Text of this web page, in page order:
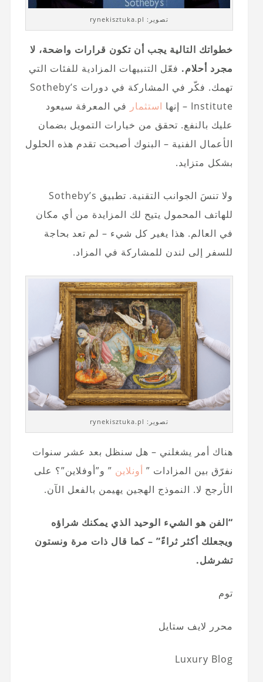
تصوير: rynekisztuka.pl
خطواتك التالية يجب أن تكون قرارات واضحة، لا
مجرد أحلام. فعّل التنبيهات المزادية للفئات التي
تهمك. فكّر في المشاركة في دورات Sotheby’s
Institute – إنها
استثمار في المعرفة سيعود
عليك بالنفع. تحقق من خيارات التمويل بضمان
الأعمال الفنية – البنوك أصبحت تقدم هذه الحلول
بشكل متزايد.
ولا تنسَ الجوانب التقنية. تطبيق Sotheby’s
للهاتف المحمول يتيح لك المزايدة من أي مكان
في العالم. هذا يغير كل شيء – لم تعد بحاجة
للسفر إلى لندن للمشاركة في المزاد.
تصوير: rynekisztuka.pl
هناك أمر يشغلني – هل سنظل بعد عشر سنوات
نفرّق بين المزادات ” أونلاين ” و”أوفلاين”؟ على
الأرجح لا. النموذج الهجين يهيمن بالفعل الآن.
“الفن هو الشيء الوحيد الذي يمكنك شراؤه
ويجعلك أكثر ثراءً” – كما قال ذات مرة ونستون
تشرشل.
توم
محرر لايف ستايل
Luxury Blog